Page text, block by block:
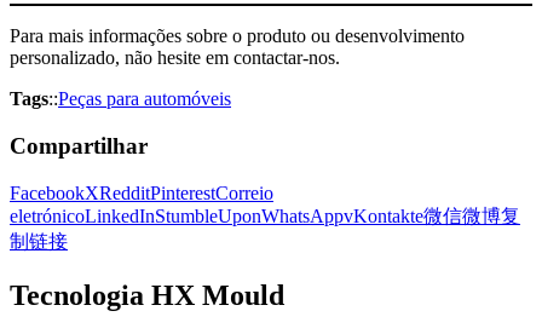
Para mais informações sobre o produto ou desenvolvimento
personalizado, não hesite em contactar-nos.
Tags::Peças para automóveis
Compartilhar
FacebookXRedditPinterestCorreio
eletrónicoLinkedInStumbleUponWhatsAppvKontakte微信微博复
制链接
Tecnologia HX Mould